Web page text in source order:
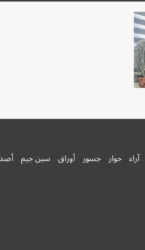
آراء حوار جسور أوراق سين جيم